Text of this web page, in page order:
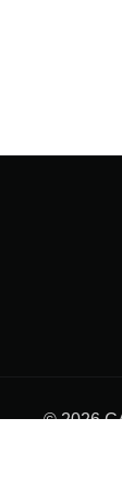
©2026